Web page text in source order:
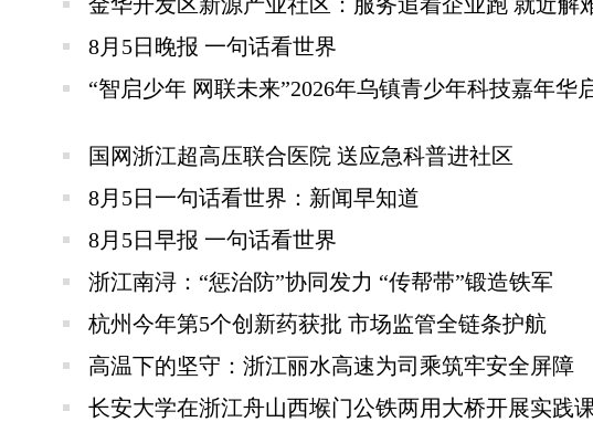
8月5日晚报 一句话看世界
“智启少年 网联未来”2026年乌镇青少年科技嘉年华
国网浙江超高压联合医院 送应急科普进社区
8月5日一句话看世界：新闻早知道
8月5日早报 一句话看世界
浙江南浔：“惩治防”协同发力 “传帮带”锻造铁军
杭州今年第5个创新药获批 市场监管全链条护航
高温下的坚守：浙江丽水高速为司乘筑牢安全屏障
长安大学在浙江舟山西堠门公铁两用大桥开展实践